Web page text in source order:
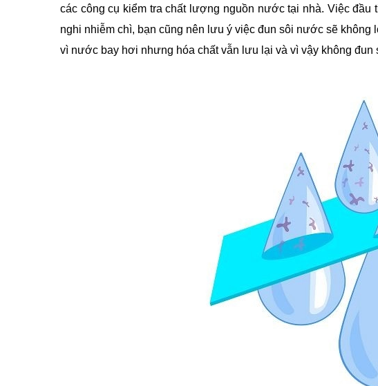
các công cụ kiểm tra chất lượng nguồn nước tại nhà. Việc
nghi nhiễm chì, bạn cũng nên lưu ý việc đun sôi nước sẽ không
vì nước bay hơi nhưng hóa chất vẫn lưu lại và vì vậy không